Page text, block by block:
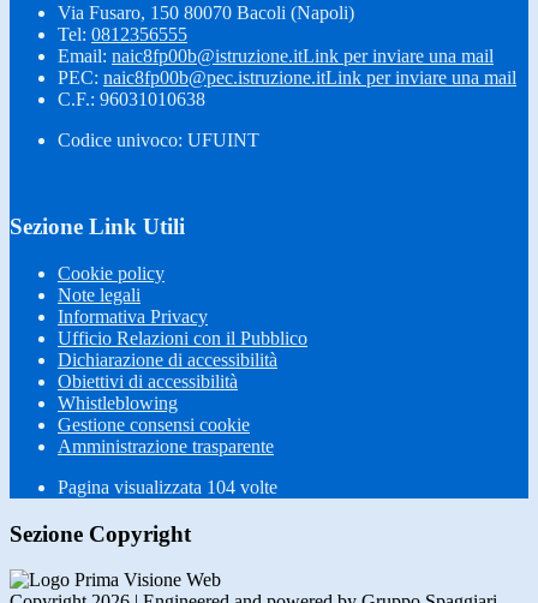
Via Fusaro, 150 80070 Bacoli (Napoli)
Tel: 0812356555
Email: naic8fp00b@istruzione.itLink per inviare una mail
PEC: naic8fp00b@pec.istruzione.itLink per inviare una mail
C.F.: 96031010638
Codice univoco: UFUINT
Sezione Link Utili
Cookie policy
Note legali
Informativa Privacy
Ufficio Relazioni con il Pubblico
Dichiarazione di accessibilità
Obiettivi di accessibilità
Whistleblowing
Gestione consensi cookie
Amministrazione trasparente
Pagina visualizzata 104 volte
Sezione Copyright